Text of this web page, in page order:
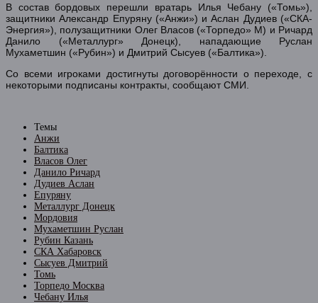
В состав бордовых перешли вратарь Илья Чебану («Томь»),
защитники Александр Епуряну («Анжи») и Аслан Дудиев («СКА-
Энергия»), полузащитники Олег Власов («Торпедо» М) и Ричард
Данило («Металлург» Донецк), нападающие Руслан
Мухаметшин («Рубин») и Дмитрий Сысуев («Балтика»).
Со всеми игроками достигнуты договорённости о переходе, с
некоторыми подписаны контракты, сообщают СМИ.
Темы
Анжи
Балтика
Власов Олег
Данило Ричард
Дудиев Аслан
Епуряну
Металлург Донецк
Мордовия
Мухаметшин Руслан
Рубин Казань
СКА Хабаровск
Сысуев Дмитрий
Томь
Торпедо Москва
Чебану Илья